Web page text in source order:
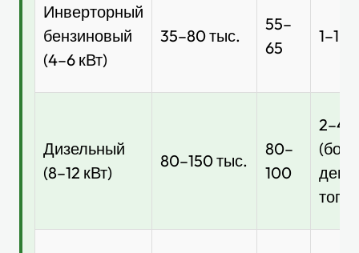
Инверторный
бензиновый
(4–6 кВт)
35–80 тыс.
55–
65
Дизельный
(8–12 кВт)
80–150 тыс.
80–
100
2–4